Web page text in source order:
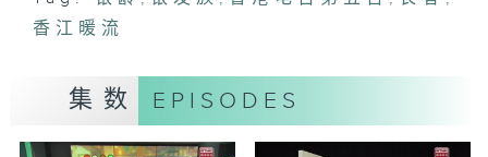
香江暖流
集数 EPISODES